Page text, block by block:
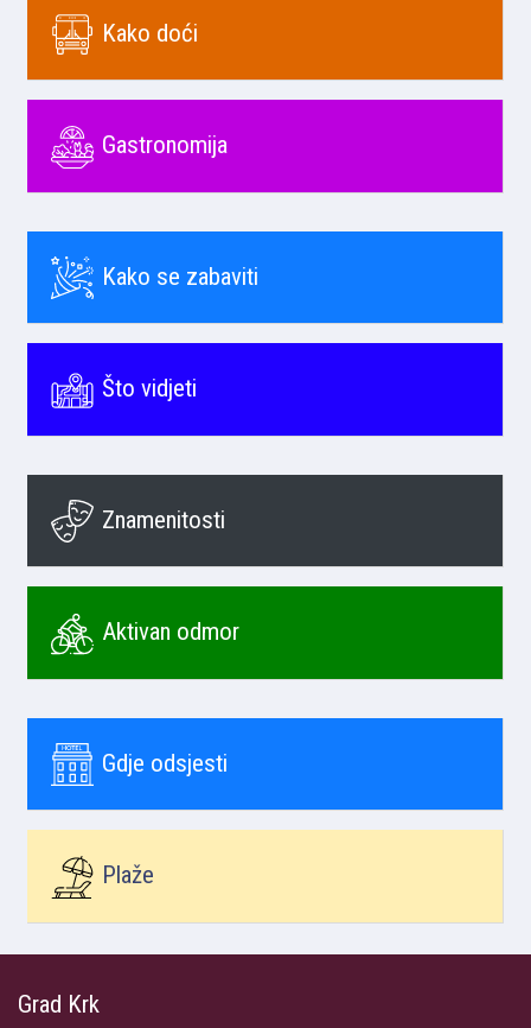
Kako doći
Gastronomija
Kako se zabaviti
Što vidjeti
Znamenitosti
Aktivan odmor
Gdje odsjesti
Plaže
Grad Krk